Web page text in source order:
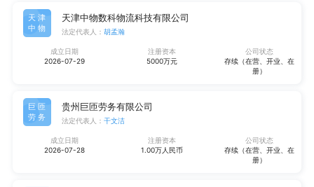
天津
中物
天津中物数科物流科技有限公司
法定代表人： 胡孟瀚
成立日期
2026-07-29
注册资本
5000万元
公司状态
存续（在营、开业、在
册）
巨匝
劳务
贵州巨匝劳务有限公司
法定代表人： 干文洁
成立日期
2026-07-28
注册资本
1.00万人民币
公司状态
存续（在营、开业、在
册）